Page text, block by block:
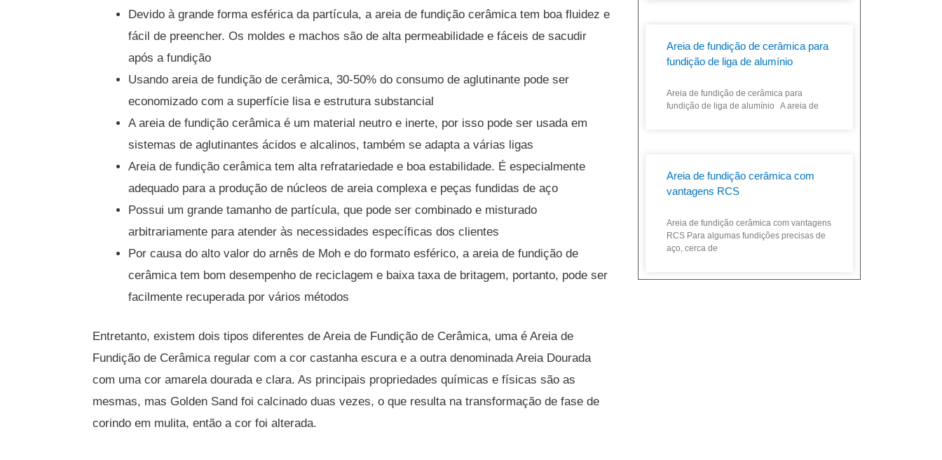
Devido à grande forma esférica da partícula, a areia de fundição cerâmica tem boa fluidez e
fácil de preencher. Os moldes e machos são de alta permeabilidade e fáceis de sacudir
após a fundição
Usando areia de fundição de cerâmica, 30-50% do consumo de aglutinante pode ser
economizado com a superfície lisa e estrutura substancial
A areia de fundição cerâmica é um material neutro e inerte, por isso pode ser usada em
sistemas de aglutinantes ácidos e alcalinos, também se adapta a várias ligas
Areia de fundição cerâmica tem alta refratariedade e boa estabilidade. É especialmente
adequado para a produção de núcleos de areia complexa e peças fundidas de aço
Possui um grande tamanho de partícula, que pode ser combinado e misturado
arbitrariamente para atender às necessidades específicas dos clientes
Por causa do alto valor do arnês de Moh e do formato esférico, a areia de fundição de
cerâmica tem bom desempenho de reciclagem e baixa taxa de britagem, portanto, pode ser
facilmente recuperada por vários métodos
Entretanto, existem dois tipos diferentes de Areia de Fundição de Cerâmica, uma é Areia de
Fundição de Cerâmica regular com a cor castanha escura e a outra denominada Areia Dourada
com uma cor amarela dourada e clara. As principais propriedades químicas e físicas são as
mesmas, mas Golden Sand foi calcinado duas vezes, o que resulta na transformação de fase de
corindo em mulita, então a cor foi alterada.
Areia de fundição de cerâmica para
fundição de liga de alumínio
Areia de fundição de cerâmica para
fundição de liga de alumínio A areia de
Areia de fundição cerâmica com
vantagens RCS
Areia de fundição cerâmica com vantagens
RCS Para algumas fundições precisas de
aço, cerca de